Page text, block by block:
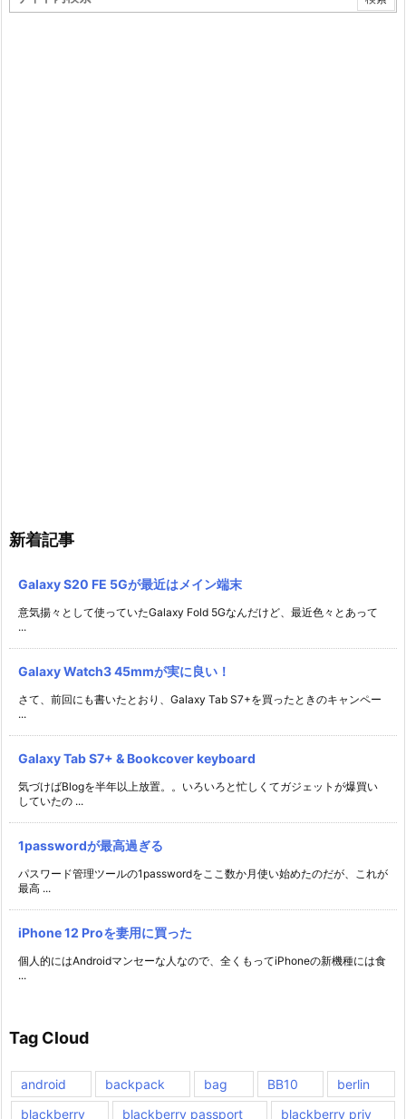
新着記事
Galaxy S20 FE 5Gが最近はメイン端末
意気揚々として使っていたGalaxy Fold 5Gなんだけど、最近色々とあって
...
Galaxy Watch3 45mmが実に良い！
さて、前回にも書いたとおり、Galaxy Tab S7+を買ったときのキャンペー
...
Galaxy Tab S7+ & Bookcover keyboard
気づけばBlogを半年以上放置。。いろいろと忙しくてガジェットが爆買い
していたの ...
1passwordが最高過ぎる
パスワード管理ツールの1passwordをここ数か月使い始めたのだが、これが
最高 ...
iPhone 12 Proを妻用に買った
個人的にはAndroidマンセーな人なので、全くもってiPhoneの新機種には食
...
Tag Cloud
android backpack bag BB10
berlin
blackberry
blackberry passport
blackberry priv